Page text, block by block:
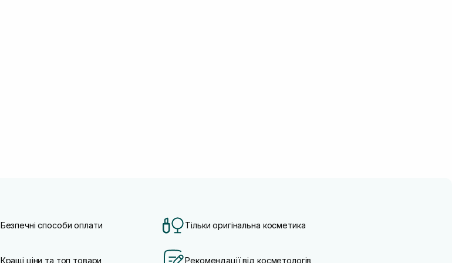
Безпечні способи оплати Тільки оригінальна косметика
Кращі ціни та топ товари Рекомендації від косметологів